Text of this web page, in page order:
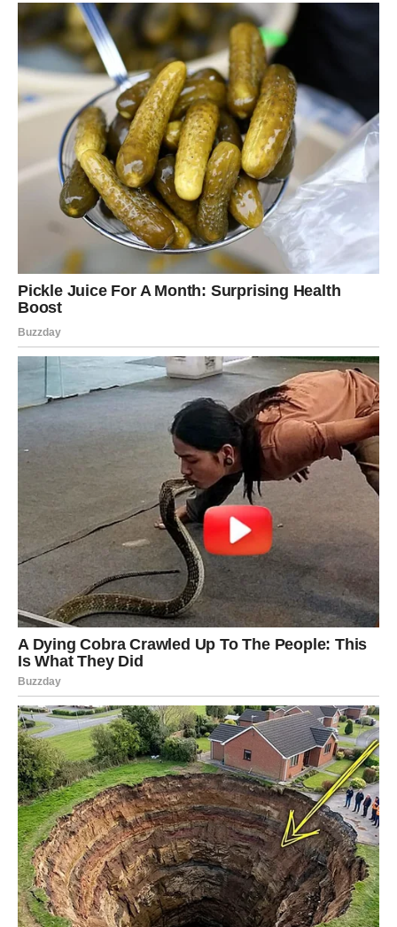
ko vam donosi mir, a ko stres.
Jedna odluka donosi vam veliko emotivno olakšanje.
Istina vam pokazuje pravi put
Pred vama su mnogo mirniji dani.
VAGA
Zvijezde vam donose veoma romantičan i emotivan
period.
Ako ste slobodni, jedan susret mogao bi odmah djelovati
sudbinski.
Ljubav vam šalje znak koji ne smijete
ignorisati
Pred vama su trenuci koji mijenjaju sve.
ŠKORPIJA
Pred vama je veliki poslovni ili finansijski preokret.
Jedna prilika zahtijeva hrabrost i brzu odluku.
Sudbina vam daje šansu koja se ne
propušta